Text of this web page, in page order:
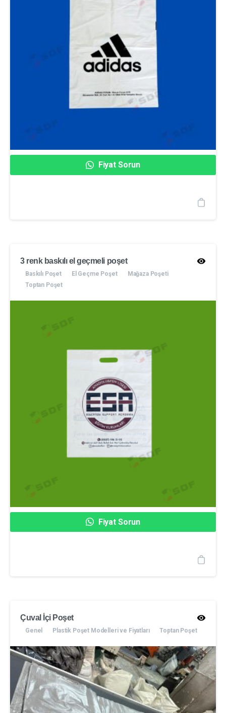
Fiyat Sorun
3 renk baskılı el geçmeli poşet
Baskılı Poşet El Geçme Poşet
Mağaza Poşeti
Toptan Poşet
Fiyat Sorun
Çuval İçi Poşet
Genel Plastik Poşet Modelleri ve Fiyatları Toptan Poşet